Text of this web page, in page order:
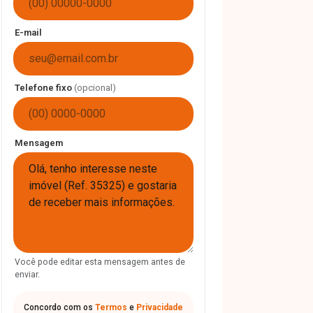
E-mail
Telefone fixo (opcional)
Mensagem
Você pode editar esta mensagem antes de
enviar.
Concordo com os Termos e Privacidade